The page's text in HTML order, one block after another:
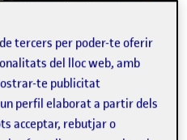
tercers per poder-te oferir
del lloc web, amb
te publicitat
perfil elaborat a partir dels
acceptar, rebutjar o